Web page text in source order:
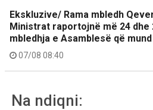
Ekskluzive/ Rama mbledh
Ministrat raportojnë më 24 dhe
mbledhja e Asamblesë që
07/08 08:40
Na ndiqni: